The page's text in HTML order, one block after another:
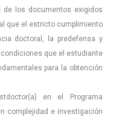
los documentos exigidos
que el estricto cumplimiento
doctoral, la predefensa y
que el estudiante
para la obtención
en el Programa
complejidad e investigación